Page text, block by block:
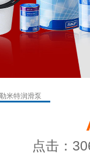
米特润滑泵
点击：